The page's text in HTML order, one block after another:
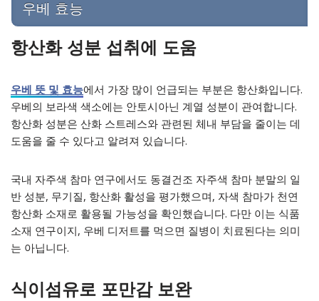
우베 효능
항산화 성분 섭취에 도움
우베 뜻 및 효능에서 가장 많이 언급되는 부분은 항산화입니다.
우베의 보라색 색소에는 안토시아닌 계열 성분이 관여합니다.
항산화 성분은 산화 스트레스와 관련된 체내 부담을 줄이는 데
도움을 줄 수 있다고 알려져 있습니다.
국내 자주색 참마 연구에서도 동결건조 자주색 참마 분말의 일
반 성분, 무기질, 항산화 활성을 평가했으며, 자색 참마가 천연
항산화 소재로 활용될 가능성을 확인했습니다. 다만 이는 식품
소재 연구이지, 우베 디저트를 먹으면 질병이 치료된다는 의미
는 아닙니다.
식이섬유로 포만감 보완